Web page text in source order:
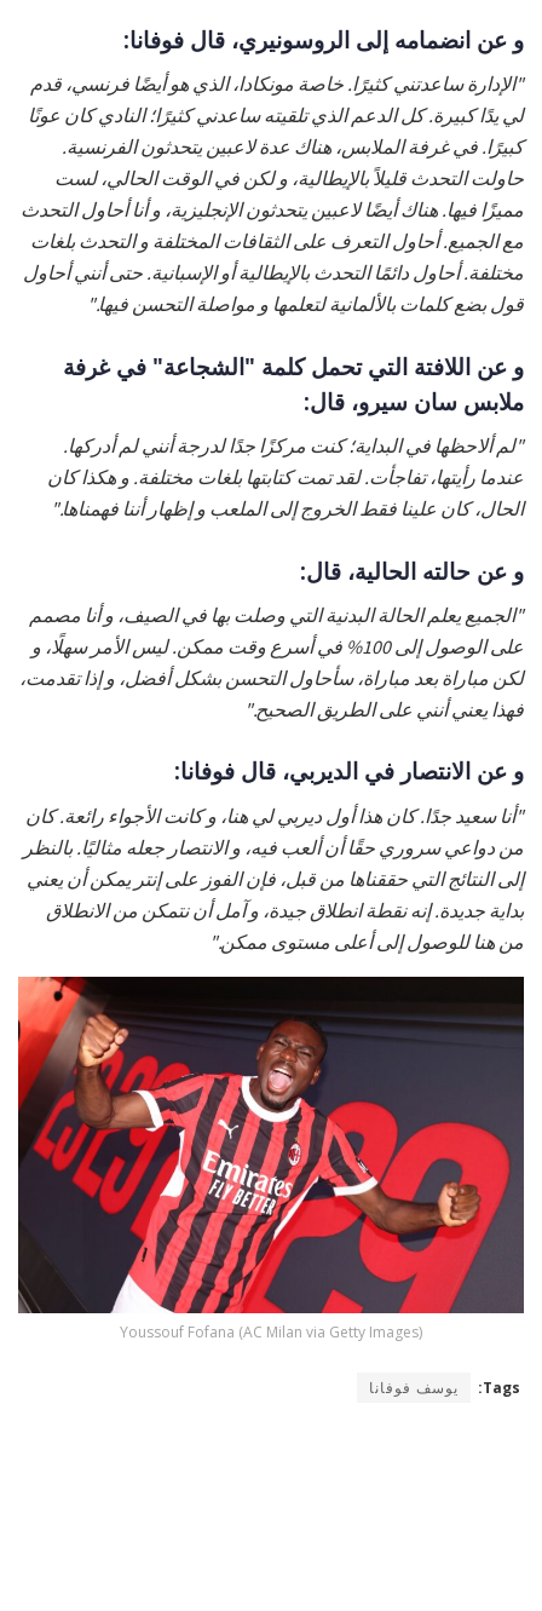
و عن انضمامه إلى الروسونيري، قال فوفانا:
"الإدارة ساعدتني كثيرًا. خاصة مونكادا، الذي هو أيضًا فرنسي، قدم
لي يدًا كبيرة. كل الدعم الذي تلقيته ساعدني كثيرًا؛ النادي كان عونًا
كبيرًا. في غرفة الملابس، هناك عدة لاعبين يتحدثون الفرنسية.
حاولت التحدث قليلاً بالإيطالية، و لكن في الوقت الحالي، لست
مميزًا فيها. هناك أيضًا لاعبين يتحدثون الإنجليزية، و أنا أحاول التحدث
مع الجميع. أحاول التعرف على الثقافات المختلفة و التحدث بلغات
مختلفة. أحاول دائمًا التحدث بالإيطالية أو الإسبانية. حتى أنني أحاول
قول بضع كلمات بالألمانية لتعلمها و مواصلة التحسن فيها."
و عن اللافتة التي تحمل كلمة "الشجاعة" في غرفة
ملابس سان سيرو، قال:
"لم ألاحظها في البداية؛ كنت مركزًا جدًا لدرجة أنني لم أدركها.
عندما رأيتها، تفاجأت. لقد تمت كتابتها بلغات مختلفة. و هكذا كان
الحال، كان علينا فقط الخروج إلى الملعب و إظهار أننا فهمناها."
و عن حالته الحالية، قال:
"الجميع يعلم الحالة البدنية التي وصلت بها في الصيف، و أنا مصمم
على الوصول إلى 100% في أسرع وقت ممكن. ليس الأمر سهلًا، و
لكن مباراة بعد مباراة، سأحاول التحسن بشكل أفضل، و إذا تقدمت،
فهذا يعني أنني على الطريق الصحيح."
و عن الانتصار في الديربي، قال فوفانا:
"أنا سعيد جدًا. كان هذا أول ديربي لي هنا، و كانت الأجواء رائعة. كان
من دواعي سروري حقًا أن ألعب فيه، و الانتصار جعله مثاليًا. بالنظر
إلى النتائج التي حققناها من قبل، فإن الفوز على إنتر يمكن أن يعني
بداية جديدة. إنه نقطة انطلاق جيدة، و آمل أن نتمكن من الانطلاق
من هنا للوصول إلى أعلى مستوى ممكن."
Youssouf Fofana (AC Milan via Getty Images)
Tags: يوسف فوفانا